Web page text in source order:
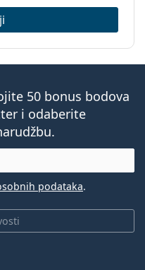
50 bonus bodova
i odaberite
podataka.